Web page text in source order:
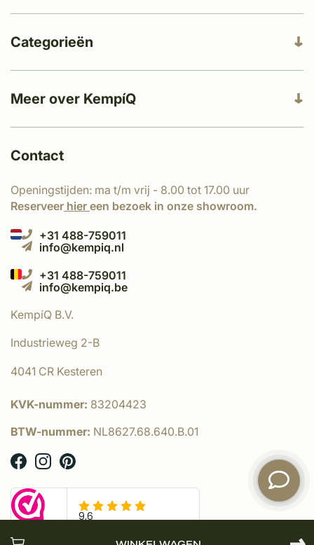
Meer over KempíQ
Categorieën
Contact
Openingstijden: ma t/m vrij - 8.00 tot 17.00 uur
Reserveer hier een bezoek in onze showroom.
+31 488-759011
info@kempiq.nl
+31 488-759011
info@kempiq.be
KempíQ B.V.
Industrieweg 2-B
4041 CR Kesteren
KVK-nummer: 83204423
BTW-nummer: NL8627.68.640.B.01